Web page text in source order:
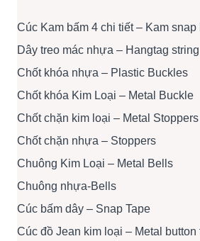
Cúc Kam bấm 4 chi tiết – Kam snap
Dây treo mác nhựa – Hangtag string
Chốt khóa nhựa – Plastic Buckles
Chốt khóa Kim Loại – Metal Buckle
Chốt chặn kim loại – Metal Stoppers
Chốt chặn nhựa – Stoppers
Chuông Kim Loại – Metal Bells
Chuông nhựa-Bells
Cúc bấm dây – Snap Tape
Cúc đồ Jean kim loại – Metal button